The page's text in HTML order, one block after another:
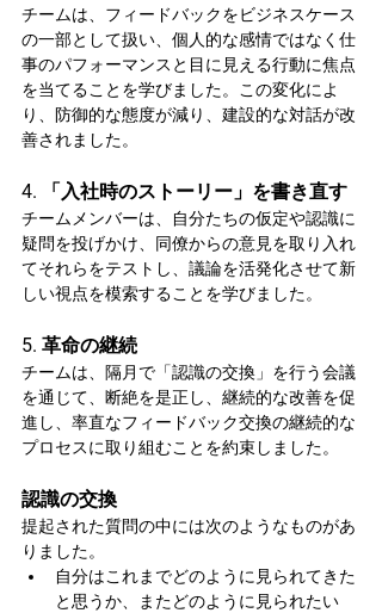
チームは、フィードバックをビジネスケース
の一部として扱い、個人的な感情ではなく仕
事のパフォーマンスと目に見える行動に焦点
を当てることを学びました。この変化によ
り、防御的な態度が減り、建設的な対話が改
善されました。
4. 「入社時のストーリー」を書き直す
チームメンバーは、自分たちの仮定や認識に
疑問を投げかけ、同僚からの意見を取り入れ
てそれらをテストし、議論を活発化させて新
しい視点を模索することを学びました。
5. 革命の継続
チームは、隔月で「認識の交換」を行う会議
を通じて、断絶を是正し、継続的な改善を促
進し、率直なフィードバック交換の継続的な
プロセスに取り組むことを約束しました。
認識の交換
提起された質問の中には次のようなものがあ
りました。
自分はこれまでどのように見られてきた
と思うか、またどのように見られたい